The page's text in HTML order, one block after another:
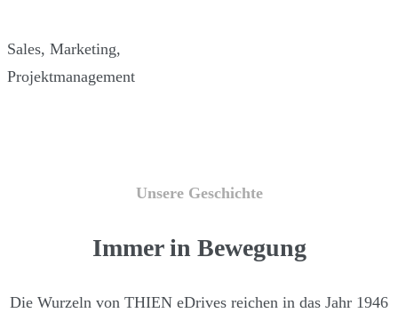
Sales, Marketing,
Projektmanagement
Unsere Geschichte
Immer in Bewegung
Die Wurzeln von THIEN eDrives reichen in das Jahr 1946